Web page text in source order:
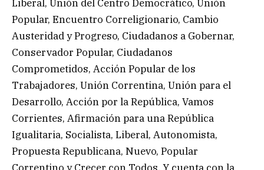
Liberal, Unión del Centro Democrático, Unión
Popular, Encuentro Correligionario, Cambio
Austeridad y Progreso, Ciudadanos a Gobernar,
Conservador Popular, Ciudadanos
Comprometidos, Acción Popular de los
Trabajadores, Unión Correntina, Unión para el
Desarrollo, Acción por la República, Vamos
Corrientes, Afirmación para una República
Igualitaria, Socialista, Liberal, Autonomista,
Propuesta Republicana, Nuevo, Popular